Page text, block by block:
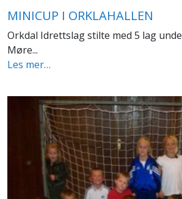
MINICUP I ORKLAHALLEN
Orkdal Idrettslag stilte med 5 lag
Møre...
Les mer…